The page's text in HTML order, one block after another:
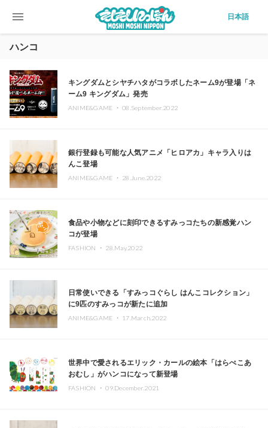
menu 日本語
ハンコ
キングダムとシヤチハタがコラボしたネーム9が登場「ネ
ーム9 キングダム」発売
ANIME&GAME ・08.September.2022
銀行登録も可能な人気アニメ「ヒロアカ」キャラ入りは
んこ登場
ANIME&GAME ・ 28.June.2022
食品や小物などに刻印できるすみっコたちの新感覚ハン
コが登場
FASHION ・ 28.May.2022
日常使いできる「すみっコぐらし はんこコレクション」
に9匹のすみっコが新たに追加
ANIME&GAME ・ 17.March.2022
世界中で愛されるエリック・カールの絵本「はらぺこあ
おむし」がハンコになって新登場
FASHION ・09.December.2021